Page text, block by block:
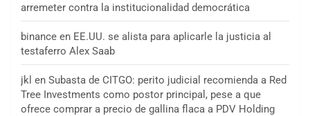
arremeter contra la institucionalidad democrática
binance en EE.UU. se alista para aplicarle la justicia al
testaferro Alex Saab
jkl en Subasta de CITGO: perito judicial recomienda a Red
Tree Investments como postor principal, pese a que
ofrece comprar a precio de gallina flaca a PDV Holding